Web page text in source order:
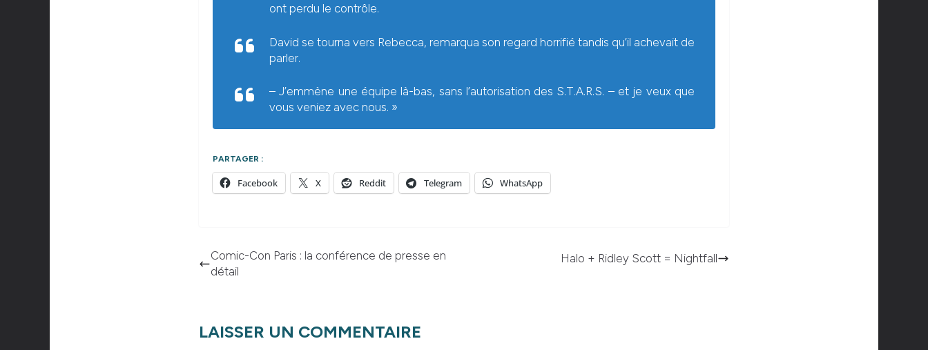
ont perdu le contrôle.
David se tourna vers Rebecca, remarqua son regard horrifié tandis qu’il achevait de
parler.
– J’emmène une équipe là-bas, sans l’autorisation des S.T.A.R.S. – et je veux que
vous veniez avec nous. »
PARTAGER :
Facebook X Reddit Telegram WhatsApp
Comic-Con Paris : la conférence de presse en
détail
Halo + Ridley Scott = Nightfall
LAISSER UN COMMENTAIRE